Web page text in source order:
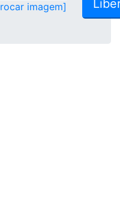
imagem]